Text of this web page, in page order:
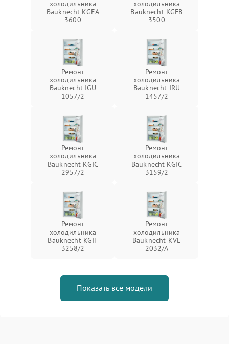
холодильника
Bauknecht KGEA
3600
холодильника
Bauknecht KGFB
3500
Ремонт
холодильника
Bauknecht IGU
1057/2
Ремонт
холодильника
Bauknecht IRU
1457/2
Ремонт
холодильника
Bauknecht KGIC
2957/2
Ремонт
холодильника
Bauknecht KGIC
3159/2
Ремонт
холодильника
Bauknecht KGIF
3258/2
Ремонт
холодильника
Bauknecht KVE
2032/A
Показать все модели